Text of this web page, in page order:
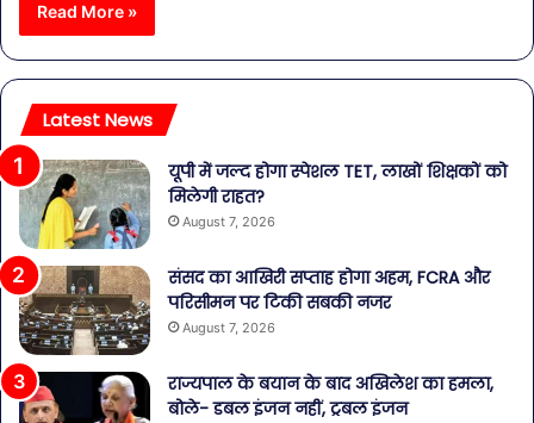
Read More »
Latest News
यूपी में जल्द होगा स्पेशल TET, लाखों शिक्षकों को
मिलेगी राहत?
August 7, 2026
संसद का आखिरी सप्ताह होगा अहम, FCRA और
परिसीमन पर टिकी सबकी नजर
August 7, 2026
राज्यपाल के बयान के बाद अखिलेश का हमला,
बोले- डबल इंजन नहीं, ट्रबल इंजन